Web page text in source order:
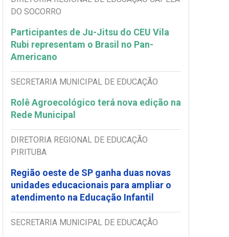
DO SOCORRO
Participantes de Ju-Jitsu do CEU Vila
Rubi representam o Brasil no Pan-
Americano
SECRETARIA MUNICIPAL DE EDUCAÇÃO
Rolê Agroecológico terá nova edição na
Rede Municipal
DIRETORIA REGIONAL DE EDUCAÇÃO
PIRITUBA
Região oeste de SP ganha duas novas
unidades educacionais para ampliar o
atendimento na Educação Infantil
SECRETARIA MUNICIPAL DE EDUCAÇÃO